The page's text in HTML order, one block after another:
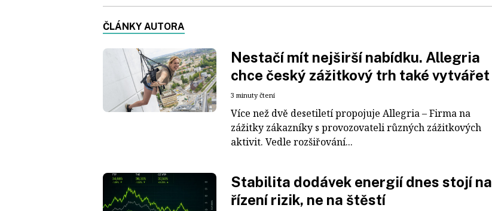
ČLÁNKY AUTORA
Nestačí mít nejširší nabídku. Allegria
chce český zážitkový trh také vytvářet
3 minuty čtení
Více než dvě desetiletí propojuje Allegria – Firma na
zážitky zákazníky s provozovateli různých zážitkových
aktivit. Vedle rozšiřování...
Stabilita dodávek energií dnes stojí na
řízení rizik, ne na štěstí